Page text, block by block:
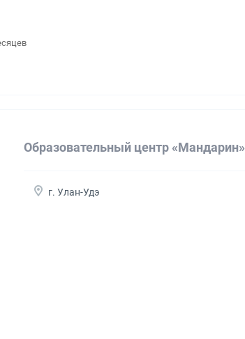
Образовательный центр «Мандарин»
г. Улан-Удэ